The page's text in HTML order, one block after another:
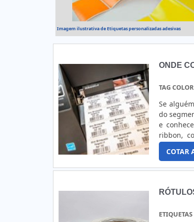
Imagem ilustrativa de Etiquetas personalizadas adesivas
ONDE
TAG COLOR
Se
do
e
ribbon,
canaliza
para
pontos
COTAR